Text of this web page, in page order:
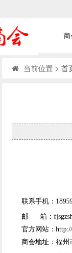
当前位置 > 首
联系手机：
邮 箱：
官方网站：
商会地址：福州